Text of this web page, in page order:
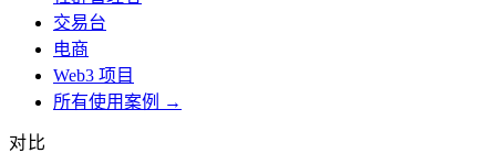
交易台
电商
Web3 项目
所有使用案例 →
对比